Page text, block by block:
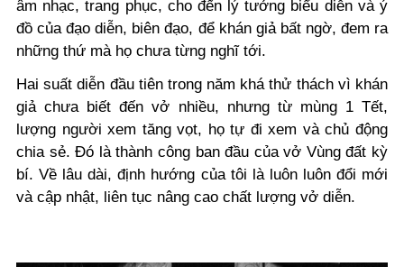
âm nhạc, trang phục, cho đến lý tưởng biểu diễn và ý
đồ của đạo diễn, biên đạo, để khán giả bất ngờ, đem ra
những thứ mà họ chưa từng nghĩ tới.
Hai suất diễn đầu tiên trong năm khá thử thách vì khán
giả chưa biết đến vở nhiều, nhưng từ mùng 1 Tết,
lượng người xem tăng vọt, họ tự đi xem và chủ động
chia sẻ. Đó là thành công ban đầu của vở Vùng đất kỳ
bí. Về lâu dài, định hướng của tôi là luôn luôn đổi mới
và cập nhật, liên tục nâng cao chất lượng vở diễn.